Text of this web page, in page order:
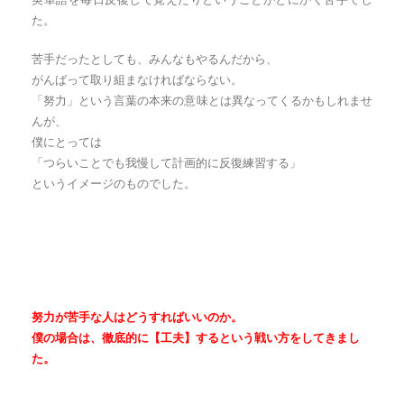
た。
苦手だったとしても、みんなもやるんだから、
がんばって取り組まなければならない。
「努力」という言葉の本来の意味とは異なってくるかもしれませ
んが、
僕にとっては
「つらいことでも我慢して計画的に反復練習する」
というイメージのものでした。
努力が苦手な人はどうすればいいのか。
僕の場合は、徹底的に【工夫】するという戦い方をしてきまし
た。